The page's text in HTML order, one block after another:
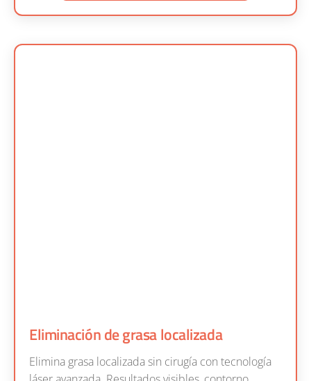
Eliminación de grasa localizada
Elimina grasa localizada sin cirugía con tecnología